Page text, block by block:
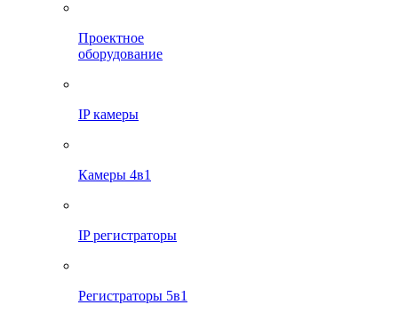
Проектное
оборудование
IP камеры
Камеры 4в1
IP регистраторы
Регистраторы 5в1